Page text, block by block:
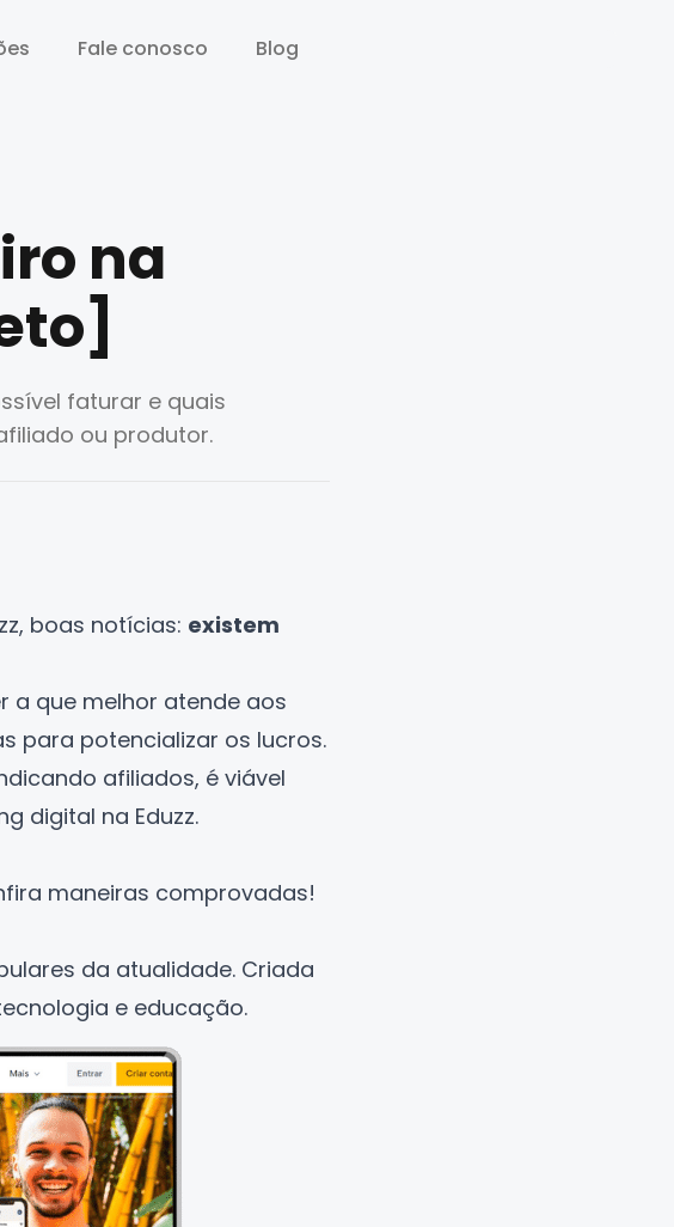
Fale conosco Blog
Fale conosco Blog
na
faturar e quais
ou produtor.
boas notícias: existem
a que melhor atende aos
para potencializar os lucros.
afiliados, é viável
digital na Eduzz.
maneiras comprovadas!
da atualidade. Criada
e educação.